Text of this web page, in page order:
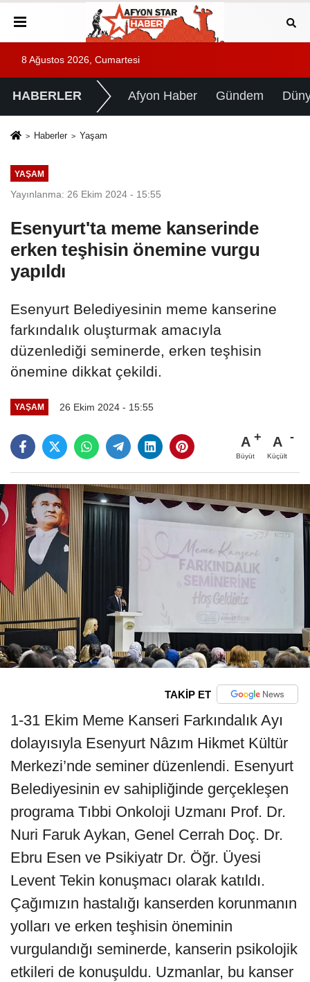
8 Ağustos 2026, Cumartesi
HABERLER Afyon Haber Gündem
Haberler Yaşam
YAŞAM
Yayınlanma: 26 Ekim 2024 - 15:55
Esenyurt'ta meme kanserinde
erken teşhisin önemine vurgu
yapıldı
Esenyurt Belediyesinin meme kanserine
farkındalık oluşturmak amacıyla
düzenlediği seminerde, erken teşhisin
önemine dikkat çekildi.
YAŞAM 26 Ekim 2024 - 15:55
A
Büyüt
A
Küçült
TAKİP ET
1-31 Ekim Meme Kanseri Farkındalık Ayı
dolayısıyla Esenyurt Nâzım Hikmet Kültür
Merkezi’nde seminer düzenlendi. Esenyurt
Belediyesinin ev sahipliğinde gerçekleşen
programa Tıbbi Onkoloji Uzmanı Prof. Dr.
Nuri Faruk Aykan, Genel Cerrah Doç. Dr.
Ebru Esen ve Psikiyatr Dr. Öğr. Üyesi
Levent Tekin konuşmacı olarak katıldı.
Çağımızın hastalığı kanserden korunmanın
yolları ve erken teşhisin öneminin
vurgulandığı seminerde, kanserin psikolojik
etkileri de konuşuldu. Uzmanlar, bu kanser